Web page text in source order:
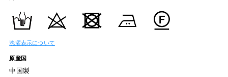
洗濯表示について
原産国
中国製